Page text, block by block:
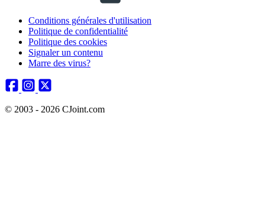
Conditions générales d'utilisation
Politique de confidentialité
Politique des cookies
Signaler un contenu
Marre des virus?
© 2003 - 2026 CJoint.com